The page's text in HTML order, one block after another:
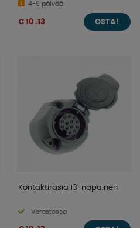
4-9 päivää
€ 10 .13 OSTA!
Kontaktirasia 13-napainen
Varastossa